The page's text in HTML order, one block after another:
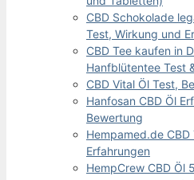
CBD Schokolade
Test, Wirkung und
CBD Tee kaufen in
Hanfblütentee Test
CBD Vital Öl Test,
Hanfosan CBD Öl
Bewertung
Hempamed.de
Erfahrungen
HempCrew CBD Öl